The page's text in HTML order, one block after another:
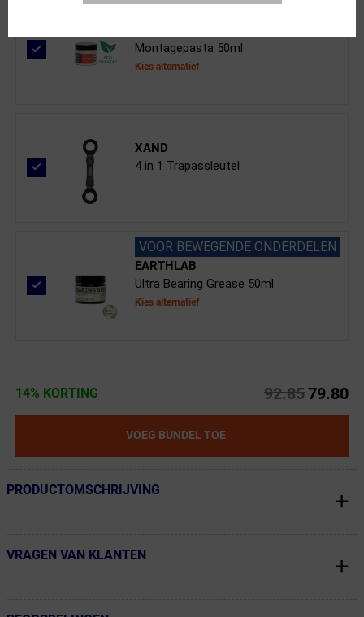
Montagepasta 50ml
Kies alternatief
XAND
4 in 1 Trapassleutel
VOOR BEWEGENDE ONDERDELEN
EARTHLAB
Ultra Bearing Grease 50ml
Kies alternatief
14% KORTING 92.8579.80
VOEG BUNDEL TOE
← Terug naar productnavigatie
PRODUCTOMSCHRIJVING
← Terug naar productnavigatie
VRAGEN VAN KLANTEN